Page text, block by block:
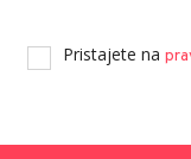
Pristajete na